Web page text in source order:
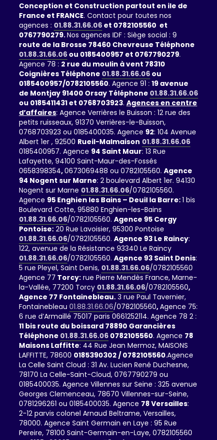
Conception et Construction partout en ile de
France et FRANCE. Contact pour toutes nos
agences : 01.88.31.66.06 et 0782105560 et
0767790279.Nos agences IDF : Siège social : 9
route de la Brosse 78460 Chevreuse Téléphone
01.88.31.66.06 ou 0185400957 et 0767790279.
Agence 78 : 2 rue du moulin à vent 78310
Coignières Téléphone 01.88.31.66.06 ou
0185400957/0782105560. Agence 91 : 19 avenue
de Montjay 91400 Orsay Téléphone 01.88.31.66.06
ou 0185411431 et 0768703923. Agences en centre
d’affaires: Agence Verrières le Buisson : 12 rue des
petits ruisseaux, 91370 Verrières-le-Buisson,
0768703923 ou 0185400035. Agence 92: 104 Avenue
Albert 1er , 92500 Rueil-Malmaison 01.88.31.66.06
0185400957. Agence 94 Saint Maur: 13 Rue
Lafayette, 94100 Saint-Maur-des-Fossés
0658398354,0673069488 ou 0782105560. Agence
94 Nogent sur Marne: 2 boulevard Albert 1er. 94130
Nogent sur Marne 01.88.31.66.06/0782105560.
Agence 95 Enghien les Bains – Deuil la Barre:1 bis
Boulevard Cotte, 95880 Enghien-les-Bains
01.88.31.66.06/0782105560. Agence 95 Cergy
Pontoise: 20 Rue Lavoisier, 95300 Pontoise
01.88.31.66.06/0782105560. Agence 93 Le Raincy:
122, avenue de la Résistance 93340 Le Raincy
01.88.31.66.06/0782105560. Agence 93 Saint Denis:
5 rue Pleyel, Saint Denis, 01.88.31.66.06/0782105560
Agence 77 Torcy: rue Pierre Mendès France, Marne-
la-Vallée, 77200 Torcy 01.88.31.66.06/0782105560,
Agence 77 Fontainebleau. 3 rue Paul Tavernier,
Fontainebleau 01.88.31.66.06/0782105560,Agence 75:
6 rue d’Armaillé 75017 paris 0661252114. Agence 78 2 :
11 bis route du boissard 78890 Garancières
Téléphone 01.88.31.66.06 0782105560. Agence 78
Maisons Laffitte: 44 Rue Jean Mermoz, MAISONS
LAFFITTE, 78600 0185390302 / 0782105560.Agence
La Celle Saint Cloud : 31 Av. Lucien René Duchesne,
78170 La Celle-Saint-Cloud, 0767790279 ou
0185400035. Agence Villennes sur Seine : 325 avenue
Georges Clemenceau, 78670 Villennes-sur-Seine,
0781296261 ou 0185400035. Agence 78 Versailles:
2-12 parvis colonel Arnaud Beltrame, Versailles,
78000. Agence Saint Germain en Laye : 95 Rue
Pereire, 78100 Saint-Germain-en-Laye, 0782105560